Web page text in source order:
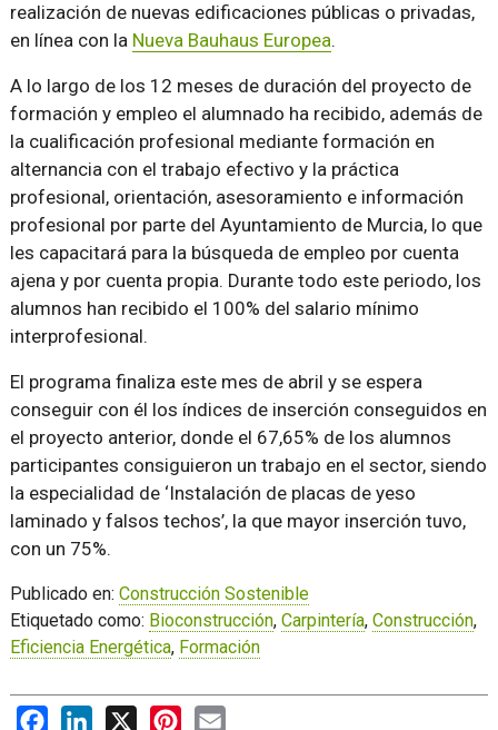
realización de nuevas edificaciones públicas o privadas,
en línea con la Nueva Bauhaus Europea.
A lo largo de los 12 meses de duración del proyecto de
formación y empleo el alumnado ha recibido, además de
la cualificación profesional mediante formación en
alternancia con el trabajo efectivo y la práctica
profesional, orientación, asesoramiento e información
profesional por parte del Ayuntamiento de Murcia, lo que
les capacitará para la búsqueda de empleo por cuenta
ajena y por cuenta propia. Durante todo este periodo, los
alumnos han recibido el 100% del salario mínimo
interprofesional.
El programa finaliza este mes de abril y se espera
conseguir con él los índices de inserción conseguidos en
el proyecto anterior, donde el 67,65% de los alumnos
participantes consiguieron un trabajo en el sector, siendo
la especialidad de ‘Instalación de placas de yeso
laminado y falsos techos’, la que mayor inserción tuvo,
con un 75%.
Publicado en: Construcción Sostenible
Etiquetado como: Bioconstrucción, Carpintería, Construcción,
Eficiencia Energética, Formación
FacebookLinkedIn
X PinterestEmail